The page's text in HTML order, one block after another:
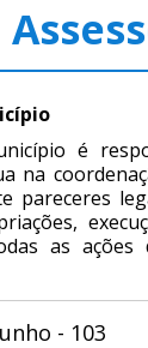
é
na
pareceres
as
- 103